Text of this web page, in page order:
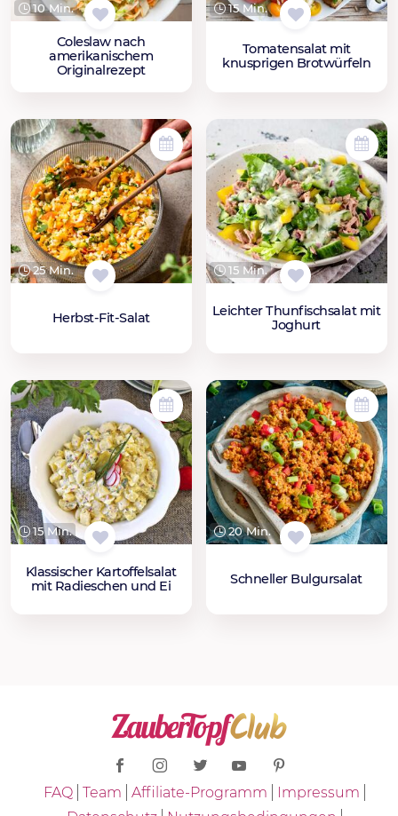
10 Min.
Coleslaw nach
amerikanischem
Originalrezept
15 Min.
Tomatensalat mit
knusprigen Brotwürfeln
25 Min.
Herbst-Fit-Salat
15 Min.
Leichter Thunfischsalat mit
Joghurt
15 Min.
Klassischer Kartoffelsalat
mit Radieschen und Ei
20 Min.
Schneller Bulgursalat
FAQ Team Affiliate-Programm
Impressum